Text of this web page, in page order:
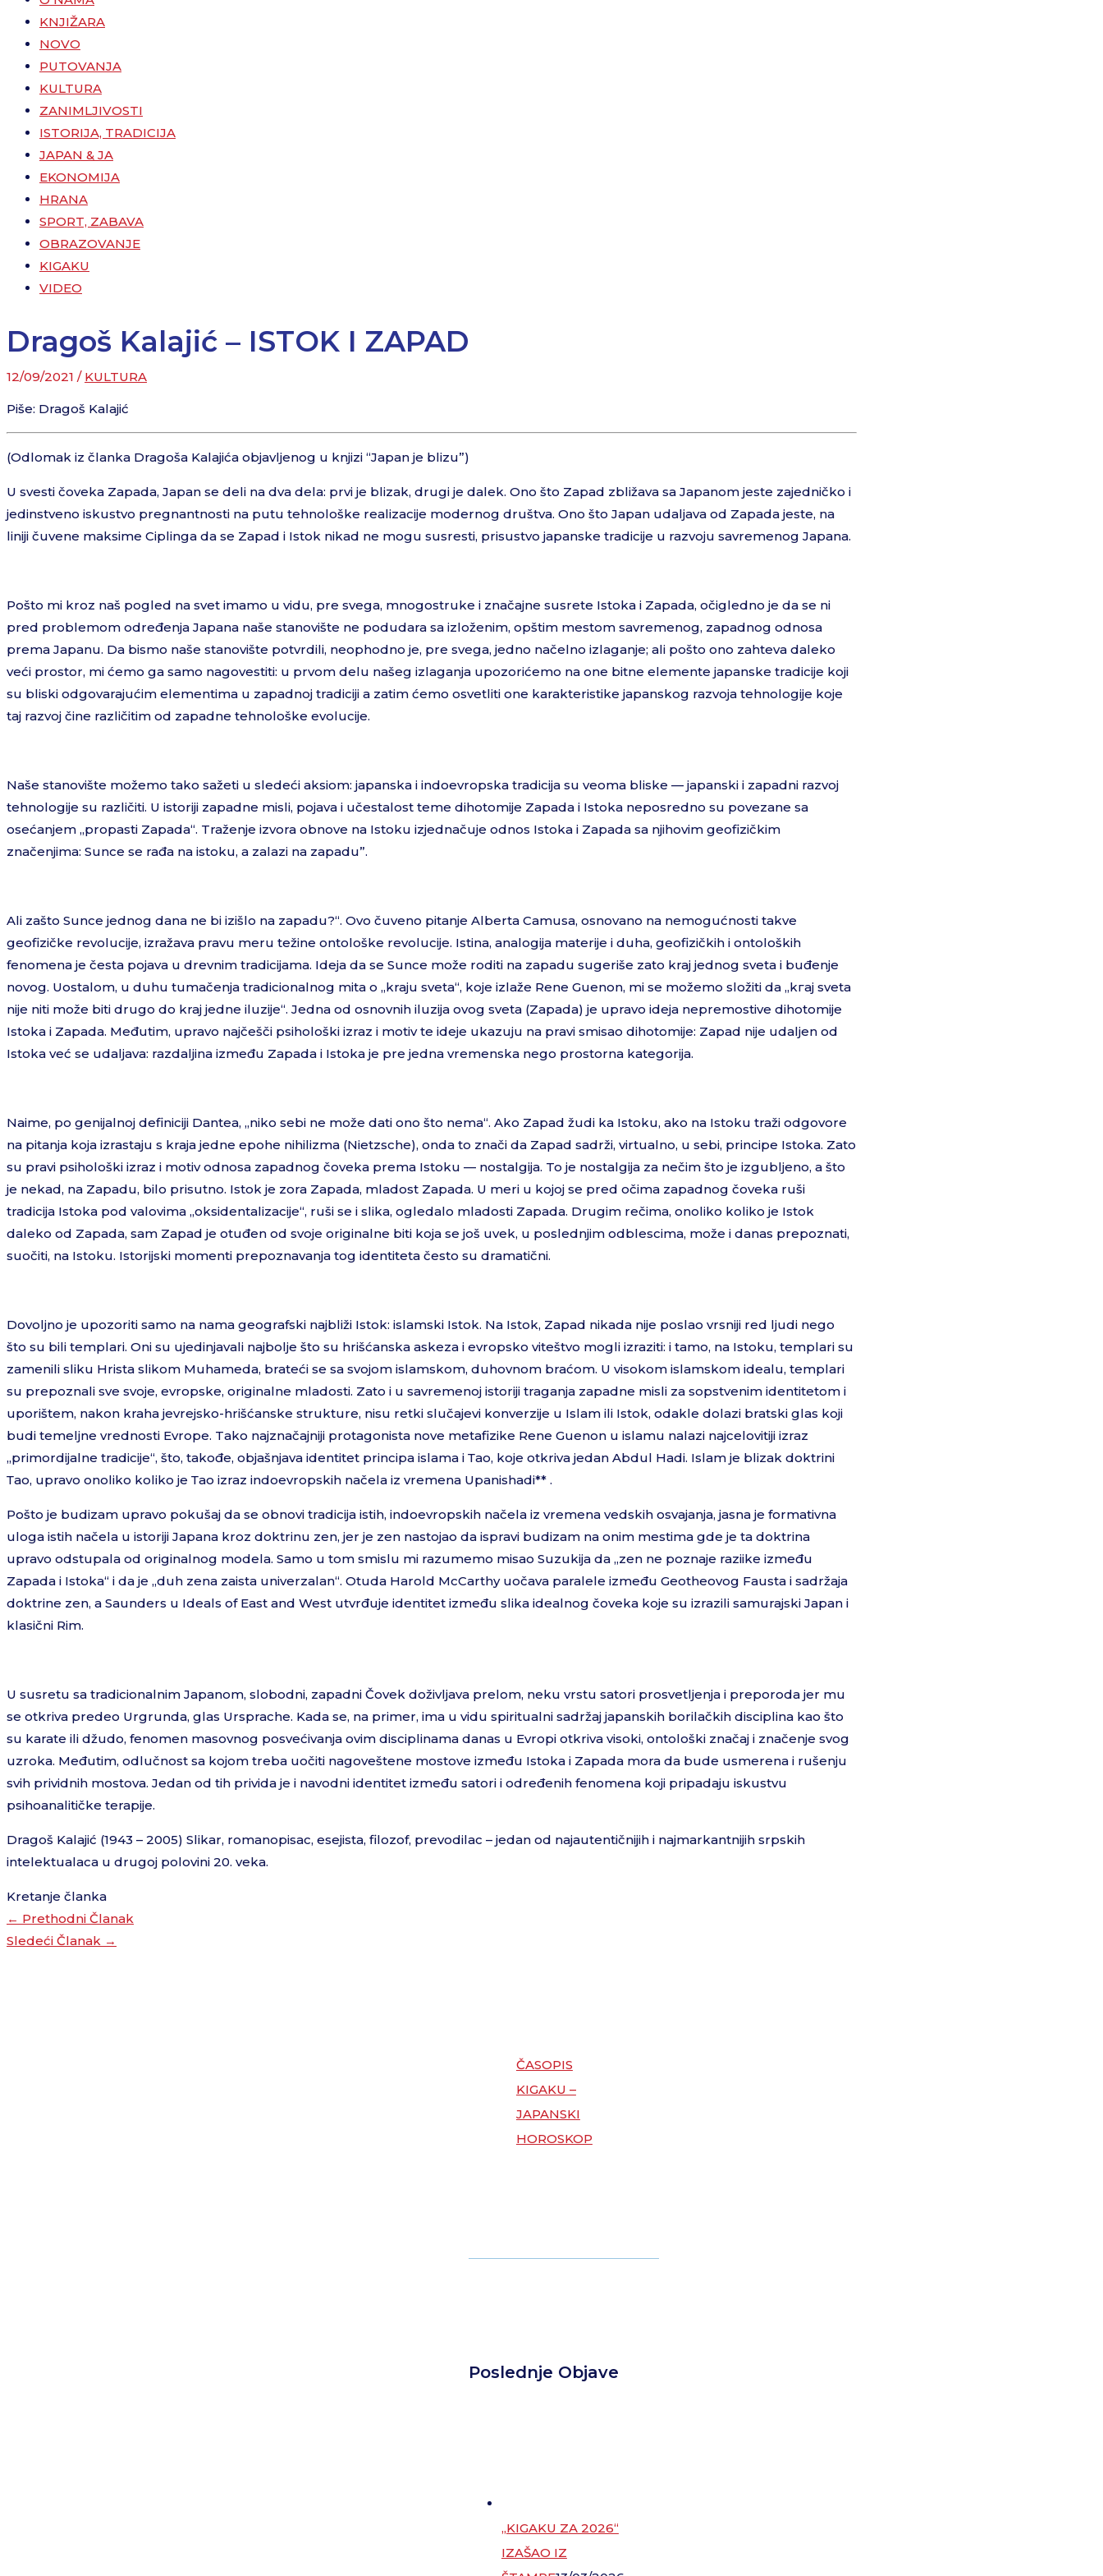
KNJIŽARA
NOVO
PUTOVANJA
KULTURA
ZANIMLJIVOSTI
ISTORIJA, TRADICIJA
JAPAN & JA
EKONOMIJA
HRANA
SPORT, ZABAVA
OBRAZOVANJE
KIGAKU
VIDEO
Dragoš Kalajić – ISTOK I ZAPAD
12/09/2021 / KULTURA
Piše: Dragoš Kalajić
(Odlomak iz članka Dragoša Kalajića objavljenog u knjizi “Japan je blizu”)
U svesti čoveka Zapada, Japan se deli na dva dela: prvi je blizak, drugi je dalek. Ono što Zapad zbližava sa Japanom jeste zajedničko i
jedinstveno iskustvo pregnantnosti na putu tehnološke realizacije modernog društva. Ono što Japan udaljava od Zapada jeste, na
liniji čuvene maksime Ciplinga da se Zapad i Istok nikad ne mogu susresti, prisustvo japanske tradicije u razvoju savremenog Japana.
Pošto mi kroz naš pogled na svet imamo u vidu, pre svega, mnogostruke i značajne susrete Istoka i Zapada, očigledno je da se ni
pred problemom određenja Japana naše stanovište ne podudara sa izloženim, opštim mestom savremenog, zapadnog odnosa
prema Japanu. Da bismo naše stanovište potvrdili, neophodno je, pre svega, jedno načelno izlaganje; ali pošto ono zahteva daleko
veći prostor, mi ćemo ga samo nagovestiti: u prvom delu našeg izlaganja upozorićemo na one bitne elemente japanske tradicije koji
su bliski odgovarajućim elementima u zapadnoj tradiciji a zatim ćemo osvetliti one karakteristike japanskog razvoja tehnologije koje
taj razvoj čine različitim od zapadne tehnološke evolucije.
Naše stanovište možemo tako sažeti u sledeći aksiom: japanska i indoevropska tradicija su veoma bliske — japanski i zapadni razvoj
tehnologije su različiti. U istoriji zapadne misli, pojava i učestalost teme dihotomije Zapada i Istoka neposredno su povezane sa
osećanjem „propasti Zapada“. Traženje izvora obnove na Istoku izjednačuje odnos Istoka i Zapada sa njihovim geofizičkim
značenjima: Sunce se rađa na istoku, a zalazi na zapadu”.
Ali zašto Sunce jednog dana ne bi izišlo na zapadu?“. Ovo čuveno pitanje Alberta Camusa, osnovano na nemogućnosti takve
geofizičke revolucije, izražava pravu meru težine ontološke revolucije. Istina, analogija materije i duha, geofizičkih i ontoloških
fenomena je česta pojava u drevnim tradicijama. Ideja da se Sunce može roditi na zapadu sugeriše zato kraj jednog sveta i buđenje
novog. Uostalom, u duhu tumačenja tradicionalnog mita o „kraju sveta“, koje izlaže Rene Guenon, mi se možemo složiti da „kгај sveta
nije niti može biti drugo do kraj jedne iluzije“. Jedna od osnovnih iluzija ovog sveta (Zapada) je upravo ideja nepremostive dihotomije
Istoka i Zapada. Međutim, upravo najčešči psihološki izraz i motiv te ideje ukazuju na pravi smisao dihotomije: Zapad nije udaljen od
Istoka već se udaljava: razdaljina između Zapada i Istoka je pre jedna vremenska nego prostorna kategorija.
Naime, po genijalnoj definiciji Dantea, „niko sebi ne može dati ono što nema“. Ako Zapad žudi ka Istoku, ako na Istoku traži odgovore
na pitanja koja izrastaju s kraja jedne epohe nihilizma (Nietzsche), onda to znači da Zapad sadrži, virtualno, u sebi, principe Istoka. Zato
su pravi psihološki izraz i motiv odnosa zapadnog čoveka prema Istoku — nostalgija. To je nostalgija za nečim što je izgubljeno, a što
je nekad, na Zapadu, bilo prisutno. Istok je zora Zapada, mladost Zapada. U meri u kojoj se pred očima zapadnog čoveka ruši
tradicija Istoka pod valovima ,,oksidentalizacije“, ruši se i slika, ogledalo mladosti Zapada. Drugim rečima, onoliko koliko je Istok
daleko od Zapada, sam Zapad je otuđen od svoje originalne biti koja se još uvek, u poslednjim odblescima, može i danas prepoznati,
suočiti, na Istoku. Istorijski momenti prepoznavanja tog identiteta često su dramatični.
Dovoljno je upozoriti samo na nama geografski najbliži Istok: islamski Istok. Na Istok, Zapad nikada nije poslao vrsniji red ljudi nego
što su bili templari. Oni su ujedinjavali najbolje što su hrišćanska askeza i evropsko viteštvo mogli izraziti: i tamo, na Istoku, templari su
zamenili sliku Hrista slikom Muhameda, brateći se sa svojom islamskom, duhovnom braćom. U visokom islamskom idealu, templari
su prepoznali sve svoje, evropske, originalne mladosti. Zato i u savremenoj istoriji traganja zapadne misli za sopstvenim identitetom i
uporištem, nakon kraha jevrejsko-hrišćanske strukture, nisu retki slučajevi konverzije u Islam ili Istok, odakle dolazi bratski glas koji
budi temeljne vrednosti Evrope. Tako najznačajniji protagonista nove metafizike Rene Guenon u islamu nalazi najcelovitiji izraz
„primordijalne tradicije“, što, takođe, objašnjava identitet principa islama i Таo, koje otkriva jedan Abdul Hadi. Islam je blizak doktrini
Таo, upravo onoliko koliko je Таo izraz indoevropskih načela iz vremena Upanishadi** .
Pošto je budizam upravo pokušaj da se obnovi tradicija istih, indoevropskih načela iz vremena vedskih osvajanja, jasna je formativna
uloga istih načela u istoriji Japana kroz doktrinu zen, jer je zen nastojao da ispravi budizam na onim mestima gde je ta doktrina
upravo odstupala od originalnog modela. Samo u tom smislu mi razumemo misao Suzukija da ,,zen ne poznaje raziike između
Zapada i Istoka“ i da je ,,duh zena zaista univerzalan“. Otuda Harold McCarthy uočava paralele između Geotheovog Fausta i sadržaja
doktrine zen, a Saunders u Ideals of East and West utvrđuje identitet između slika idealnog čoveka koje su izrazili samurajski Japan i
klasični Rim.
U susretu sa tradicionalnim Japanom, slobodni, zapadni Čovek doživljava prelom, neku vrstu satori prosvetljenja i preporoda jer mu
se otkriva predeo Urgrunda, glas Ursprache. Kada se, na primer, ima u vidu spiritualni sadržaj japanskih borilačkih disciplina kao što
su karate ili džudo, fenomen masovnog posvećivanja ovim disciplinama danas u Evropi otkriva visoki, ontološki značaj i značenje svog
uzroka. Međutim, odlučnost sa kojom treba uočiti nagoveštene mostove između Istoka i Zapada mora da bude usmerena i rušenju
svih prividnih mostova. Jedan od tih privida je i navodni identitet između satori i određenih fenomena koji pripadaju iskustvu
psihoanalitičke terapije.
Dragoš Kalajić (1943 – 2005) Slikar, romanopisac, esejista, filozof, prevodilac – jedan od najautentičnijih i najmarkantnijih srpskih
intelektualaca u drugoj polovini 20. veka.
Kretanje članka
← Prethodni Članak
Sledeći Članak →
ČASOPIS
KIGAKU –
JAPANSKI
HOROSKOP
Poslednje Objave
„KIGAKU ZA 2026“
IZAŠAO IZ